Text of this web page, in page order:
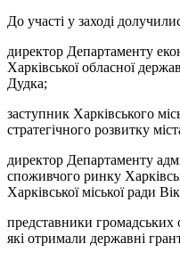
До участі у заході
директор Департаменту
Харківської обласної
Дудка;
заступник Харківського
стратегічного розвитку
директор Департаменту
споживчого ринку
Харківської міської ради
представники громадських
які отримали державні